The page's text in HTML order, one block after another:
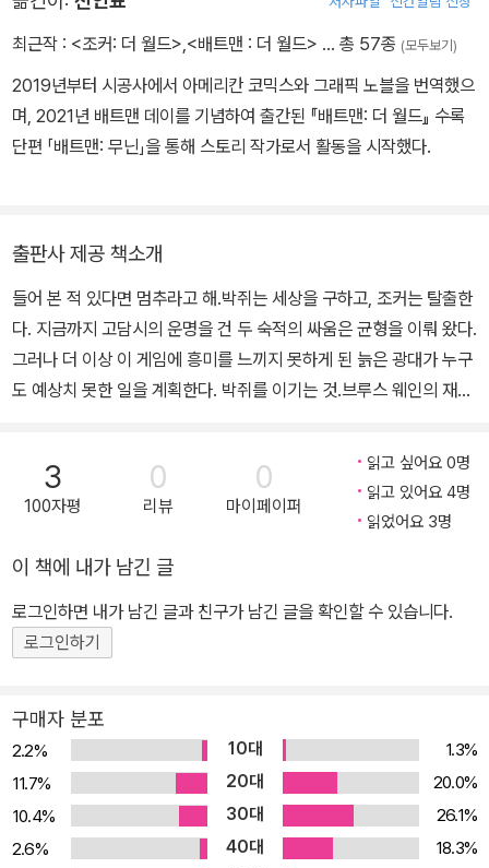
임>의 삽화를 그렸다. DC 코믹스와의 인연은 2011년 출판된 <비욘
드 더 프린지> 시리즈로 시작되었으며, <배트맨: 아캄 언힌지드>, <
이로 DC와 첫 전속 계약을 맺기 전, <슈퍼보이>와 <어스 2: 월드 엔
드> 시리즈의 정규 멤버가 되었다. 그리고 잠시 <슈퍼맨>에 참여한
뒤, <슈퍼 선즈>의 리버스 타이틀을 맡았다. 이후 스콧 스나이더와
최근작 : <조커: 더 월드>,<배트맨 : 더 월드> … 총 57종 (모두보기)
2019년부터 시공사에서 아메리칸 코믹스와 그래픽 노블을 번역했으
며, 2021년 배트맨 데이를 기념하여 출간된 『배트맨: 더 월드』 수록
단편 「배트맨: 무닌」을 통해 스토리 작가로서 활동을 시작했다.
출판사 제공 책소개
들어 본 적 있다면 멈추라고 해.박쥐는 세상을 구하고, 조커는 탈출한
다. 지금까지 고담시의 운명을 건 두 숙적의 싸움은 균형을 이뤄 왔다.
그러나 더 이상 이 게임에 흥미를 느끼지 못하게 된 늙은 광대가 누구
도 예상치 못한 일을 계획한다. 박쥐를 이기는 것.브루스 웨인의 재산
를 찾아낸다. 비행기와 차량들, 그리고 배트맨에게 우위를 안겨 줬던
최첨단 기술이 탑재된 배트수트마저 조커의 손에 넘어가고 만다. 이
제 빈털터리가 된 배트맨은 조커의 전처, 할리 퀸에게 도움을 청한다!
클라운헌터의 데뷔가 담긴 <배트맨 Vol. 2: 조커 전쟁>에는 제임스
타이니언 4세(썸씽 이즈 킬링 더 칠드런)와 호르헤 히메네즈(저스티
스 리그)의 <배트맨> #95-100이 수록되어 있다.※ 함께 읽으면 좋
은 책:<배트맨 Vol. 1 나는 고담이다><배트맨 Vol. 2 나는 자살이다
전쟁><배트맨 Vol. 1 검은 설계도><조커 80주년 스페셜><할린>
3
100자평
0
리뷰
0
마이페이퍼
읽고 싶어요 0명
읽고 있어요 4명
읽었어요 3명
이 책에 내가 남긴 글
로그인하면 내가 남긴 글과 친구가 남긴 글을 확인할 수 있습니다.
로그인하기
구매자 분포
2.2% 10대
1.3%
11.7%
20대
20.0%
10.4%
30대
26.1%
2.6%
40대
18.3%